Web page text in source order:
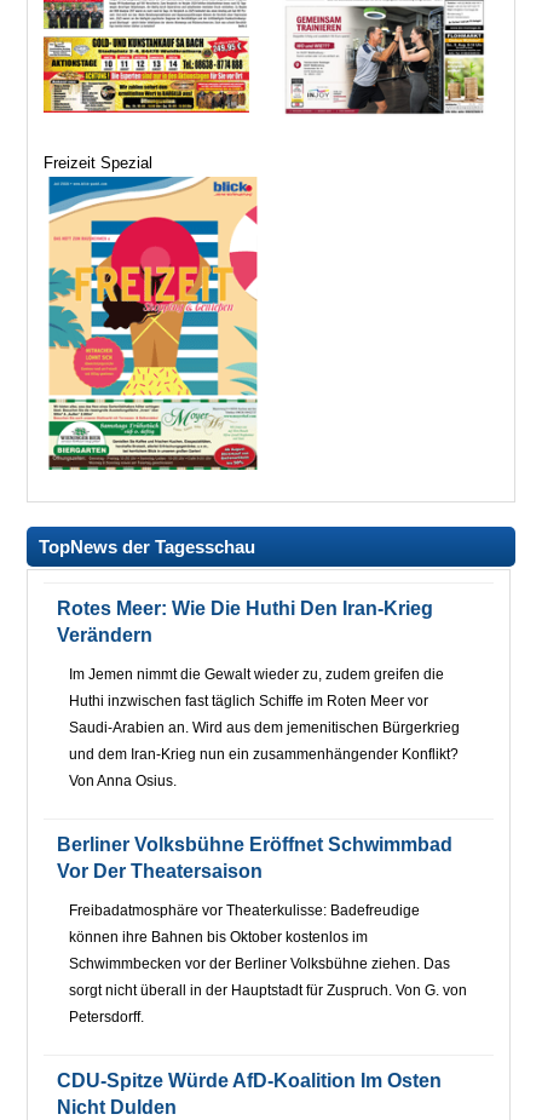
Freizeit Spezial
TopNews der Tagesschau
Rotes Meer: Wie Die Huthi Den Iran-Krieg
Verändern
Im Jemen nimmt die Gewalt wieder zu, zudem greifen die
Huthi inzwischen fast täglich Schiffe im Roten Meer vor
Saudi-Arabien an. Wird aus dem jemenitischen Bürgerkrieg
und dem Iran-Krieg nun ein zusammenhängender Konflikt?
Von Anna Osius.
Berliner Volksbühne Eröffnet Schwimmbad
Vor Der Theatersaison
Freibadatmosphäre vor Theaterkulisse: Badefreudige
können ihre Bahnen bis Oktober kostenlos im
Schwimmbecken vor der Berliner Volksbühne ziehen. Das
sorgt nicht überall in der Hauptstadt für Zuspruch. Von G. von
Petersdorff.
CDU-Spitze Würde AfD-Koalition Im Osten
Nicht Dulden